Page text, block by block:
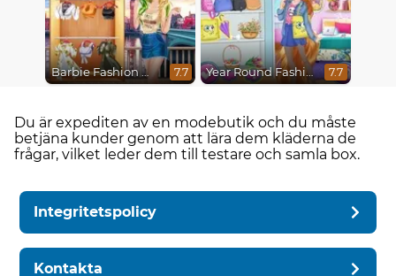
Barbie Fashion Week Model 7.7 Year Round Fashionista Rapunzel 7.7
Du är expediten av en modebutik och du måste
betjäna kunder genom att lära dem kläderna de
frågar, vilket leder dem till testare och samla box.
Integritetspolicy
Kontakta